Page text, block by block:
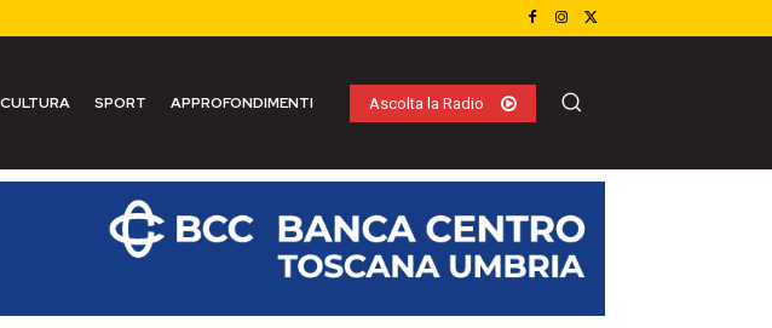
CULTURA SPORT APPROFONDIMENTI Ascolta la Radio